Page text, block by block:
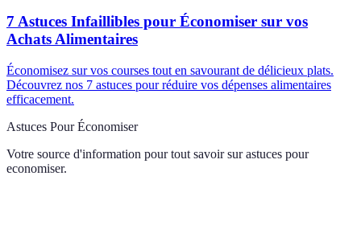
7 Astuces Infaillibles pour Économiser sur vos
Achats Alimentaires
Économisez sur vos courses tout en savourant de délicieux plats.
Découvrez nos 7 astuces pour réduire vos dépenses alimentaires
efficacement.
Astuces Pour Économiser
Votre source d'information pour tout savoir sur astuces pour
economiser.